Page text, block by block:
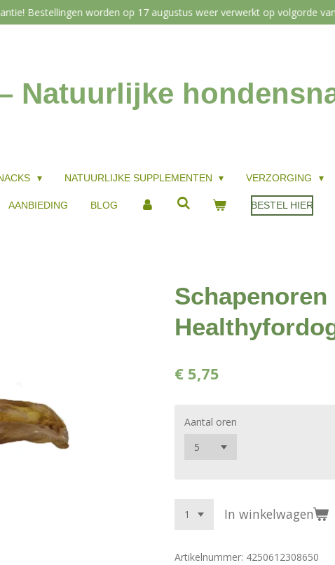
Bestellingen worden op 17 augustus weer verwerkt op volgorde
Natuurlijke
NATUURLIJKE SUPPLEMENTEN VERZORGING
AANBIEDING BLOG BESTEL HIER
Schapenoren
€ 5,75
Aantal oren
In winkelwagen
Artikelnummer: 4250612308650